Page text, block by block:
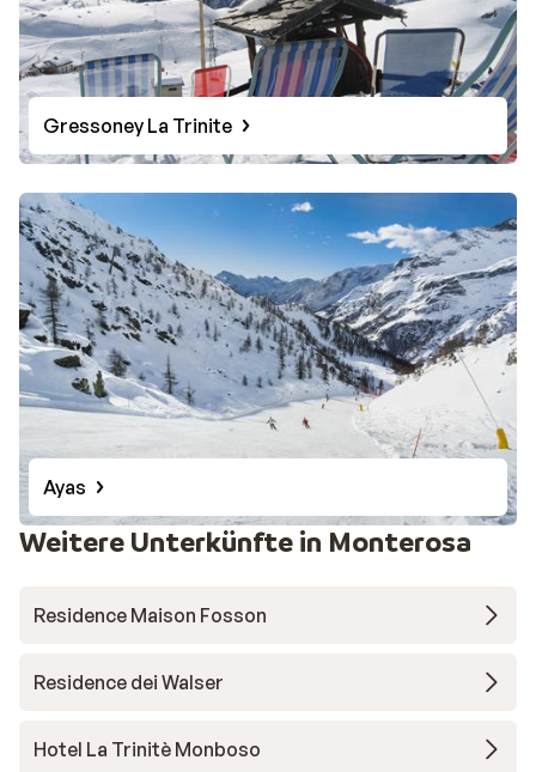
Gressoney La Trinite
Ayas
Weitere Unterkünfte in Monterosa
Residence Maison Fosson
Residence dei Walser
Hotel La Trinitè Monboso